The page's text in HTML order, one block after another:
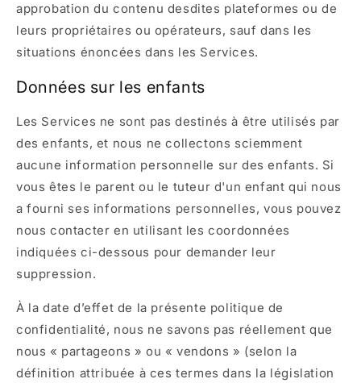
approbation du contenu desdites plateformes ou de
leurs propriétaires ou opérateurs, sauf dans les
situations énoncées dans les Services.
Données sur les enfants
Les Services ne sont pas destinés à être utilisés par
des enfants, et nous ne collectons sciemment
aucune information personnelle sur des enfants. Si
vous êtes le parent ou le tuteur d'un enfant qui nous
a fourni ses informations personnelles, vous pouvez
nous contacter en utilisant les coordonnées
indiquées ci-dessous pour demander leur
suppression.
À la date d’effet de la présente politique de
confidentialité, nous ne savons pas réellement que
nous « partageons » ou « vendons » (selon la
définition attribuée à ces termes dans la législation